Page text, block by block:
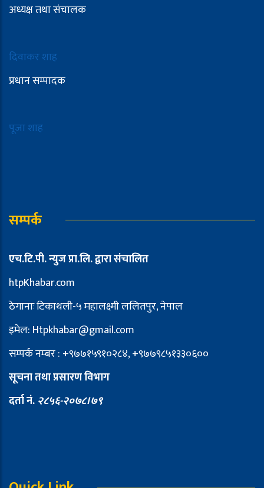
अध्यक्ष तथा संचालक
दिवाकर शाह
प्रधान सम्पादक
पूजा शाह
सम्पर्क
एच.टि.पी. न्युज प्रा.लि. द्वारा संचालित
htpKhabar.com
ठेगानाः टिकाथली-५ महालक्ष्मी ललितपुर, नेपाल
इमेल: Htpkhabar@gmail.com
सम्पर्क नम्बर : +९७७१५९१०२८४, +९७७९८५१३३०६००
सूचना तथा प्रसारण विभाग
दर्ता नं. २८५६-२०७८।७९